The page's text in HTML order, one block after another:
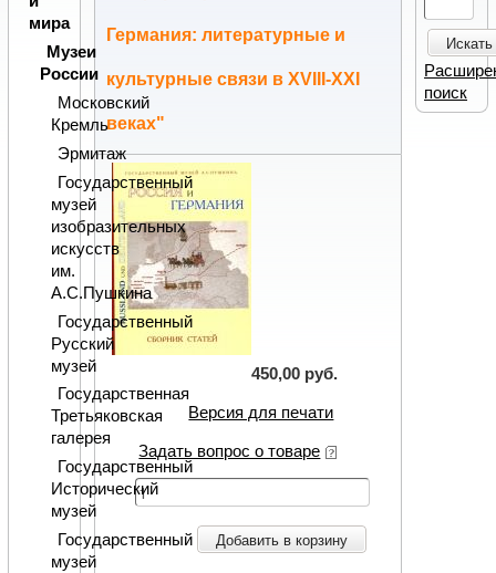
Германия: литературные и
культурные связи в XVIII-XXI
веках"
450,00 руб.
Версия для печати
Задать вопрос о товаре
Добавить в корзину
мира
Музеи
России
Московский
Кремль
Эрмитаж
Государственный
музей
изобразительных
искусств
им.
А.С.Пушкина
Государственный
Русский
музей
Государственная
Третьяковская
галерея
Государственный
Исторический
музей
Государственный
музей
Искать
поиск